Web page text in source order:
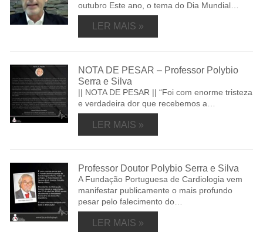
outubro Este ano, o tema do Dia Mundial…
LER MAIS »
NOTA DE PESAR – Professor Polybio
Serra e Silva
|| NOTA DE PESAR || “Foi com enorme tristeza
e verdadeira dor que recebemos a…
LER MAIS »
Professor Doutor Polybio Serra e Silva
A Fundação Portuguesa de Cardiologia vem
manifestar publicamente o mais profundo
pesar pelo falecimento do…
LER MAIS »